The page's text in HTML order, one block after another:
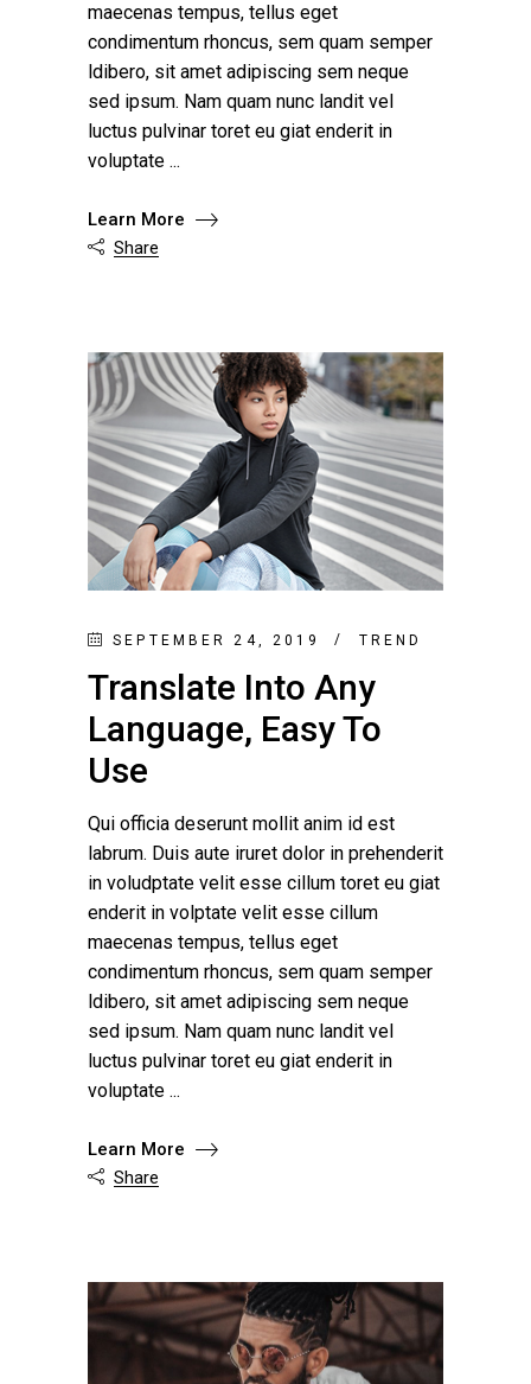
maecenas tempus, tellus eget
condimentum rhoncus, sem quam semper
ldibero, sit amet adipiscing sem neque
sed ipsum. Nam quam nunc landit vel
luctus pulvinar toret eu giat enderit in
voluptate
Learn More
 Share
SEPTEMBER 24, 2019 TREND
Translate Into Any
Language, Easy To
Use
Qui officia deserunt mollit anim id est
labrum. Duis aute iruret dolor in prehenderit
in voludptate velit esse cillum toret eu giat
enderit in volptate velit esse cillum
maecenas tempus, tellus eget
condimentum rhoncus, sem quam semper
ldibero, sit amet adipiscing sem neque
sed ipsum. Nam quam nunc landit vel
luctus pulvinar toret eu giat enderit in
voluptate
Learn More
 Share